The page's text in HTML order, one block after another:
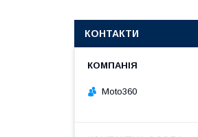
КОНТАКТИ
Moto360